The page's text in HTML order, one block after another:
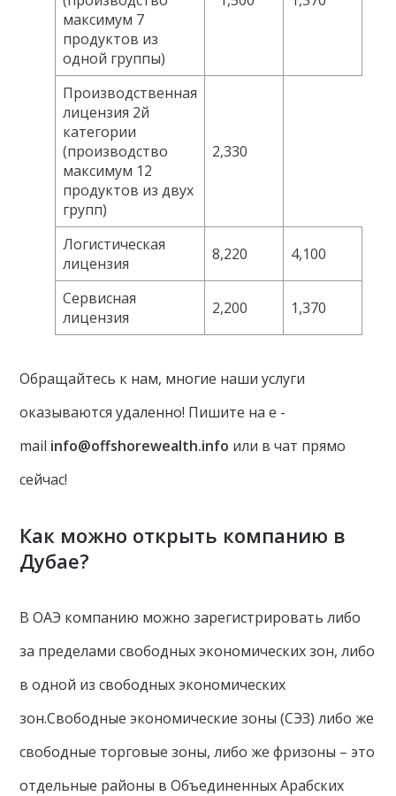
максимум 7
продуктов из
одной группы)
Производственная
лицензия 2й
категории
(производство
максимум 12
продуктов из двух
групп)
2,330
Логистическая
лицензия
8,220 4,100
Сервисная
лицензия
2,200 1,370
Обращайтесь к нам, многие наши услуги
оказываются удаленно! Пишите на e -
mail info@offshorewealth.info или в чат прямо
сейчас!
Как можно открыть компанию в
Дубае?
В ОАЭ компанию можно зарегистрировать либо
за пределами свободных экономических зон, либо
в одной из свободных экономических
зон.Свободные экономические зоны (СЭЗ) либо же
свободные торговые зоны, либо же фризоны – это
отдельные районы в Объединенных Арабских